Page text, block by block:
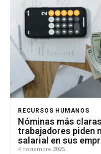
RECURSOS HUMANOS
Nóminas más
trabajadores piden
salarial en sus
4 noviembre 2025